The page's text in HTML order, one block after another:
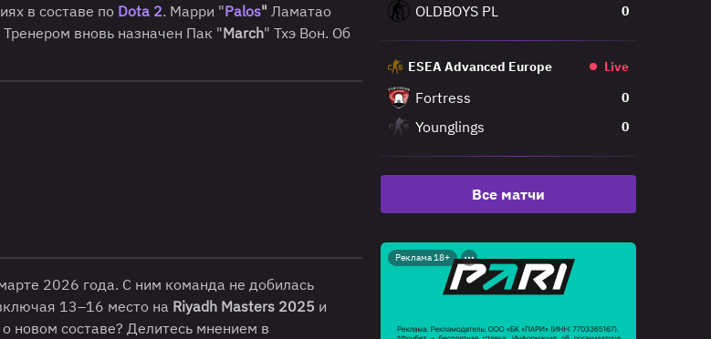
в составе по Dota 2. Марри "Palos" Ламатао
вновь назначен Пак "March" Тхэ Вон. Об
2026 года. С ним команда не добилась
13–16 место на Riyadh Masters 2025 и
новом составе? Делитесь мнением в
OLDBOYS PL 0
ESEA Advanced Europe Live
Fortress 0
Younglings 0
Все матчи
Реклама 18+